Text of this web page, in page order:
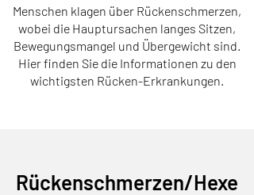
Menschen klagen über Rückenschmerzen,
wobei die Hauptursachen langes Sitzen,
Bewegungsmangel und Übergewicht sind.
Hier finden Sie die Informationen zu den
wichtigsten Rücken-Erkrankungen.
Rückenschmerzen/Hexe